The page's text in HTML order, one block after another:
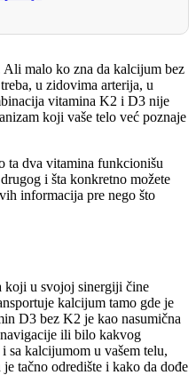
malo ko zna da kalcijum bez
u zidovima arterija, u
vitamina K2 i D3 nije
koji vaše telo već poznaje
ta dva vitamina funkcionišu
i šta konkretno možete
informacija pre nego što
koji u svojoj sinergiji čine
kalcijum tamo gde je
D3 bez K2 je kao nasumična
ili bilo kakvog
sa kalcijumom u vašem telu,
tačno odredište i kako da dođe